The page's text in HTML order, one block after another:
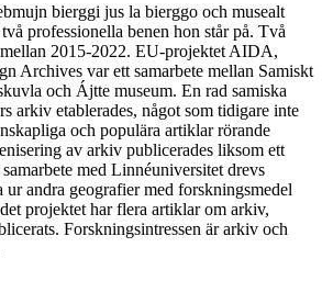
bierggi jus la bierggo och musealt
professionella benen hon står på. Två
2015-2022. EU-projektet AIDA,
Archives var ett samarbete mellan Samiskt
och Ájtte museum. En rad samiska
arkiv etablerades, något som tidigare inte
och populära artiklar rörande
av arkiv publicerades liksom ett
med Linnéuniversitet drevs
andra geografier med forskningsmedel
projektet har flera artiklar om arkiv,
Forskningsintressen är arkiv och